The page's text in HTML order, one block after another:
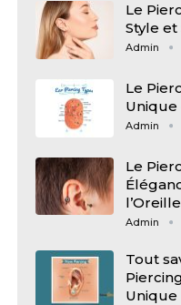
Le
Style et
Admin
Le
Unique
Admin
Le
l’Oreille
Admin
Tout
Unique